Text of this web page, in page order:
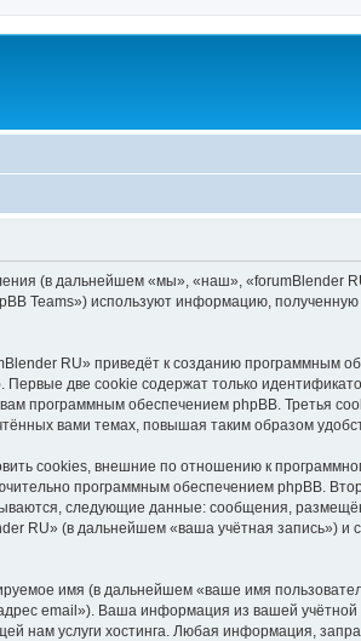
(в дальнейшем «мы», «наш», «forumBlender
Teams») используют информацию,
RU» приведёт к созданию программным
две cookie содержат только
программным обеспечением phpBB. Третья
вами темах, повышая таким образом
cookies, внешние по отношению к
программным обеспечением phpBB.
следующие данные: сообщения,
RU» (в дальнейшем «ваша учётная запись») и
имя (в дальнейшем «ваше имя
email»). Ваша информация из вашей
услуги хостинга. Любая информация,